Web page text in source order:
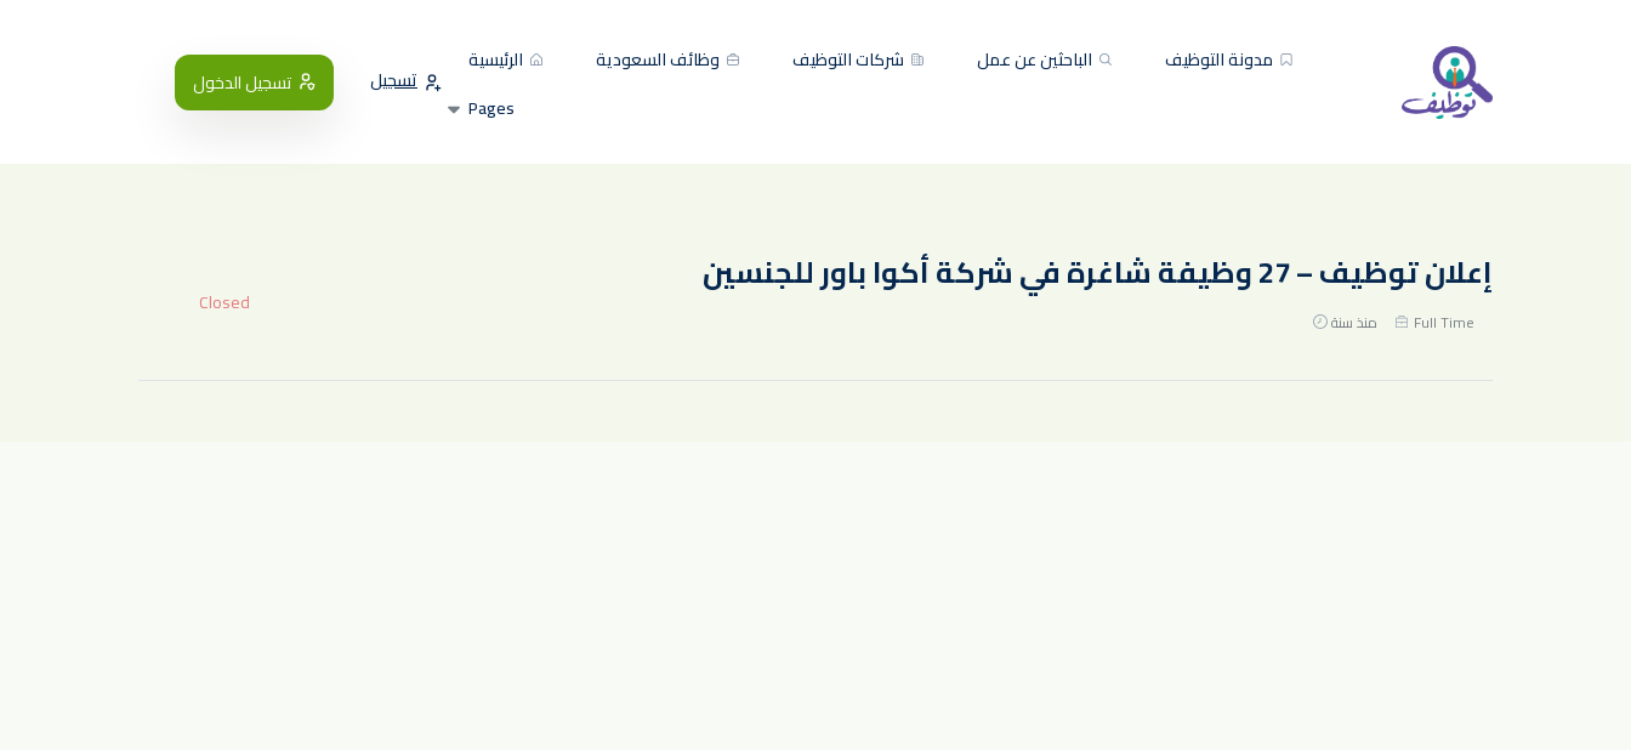
الرئيسية وظائف السعودية شركات التوظيف الباحثين عن عمل
مدونة التوظيف
Pages
تسجيل تسجيل الدخول
إعلان توظيف – 27 وظيفة شاغرة في شركة أكوا باور للجنسين
Full Time منذ سنة
Closed